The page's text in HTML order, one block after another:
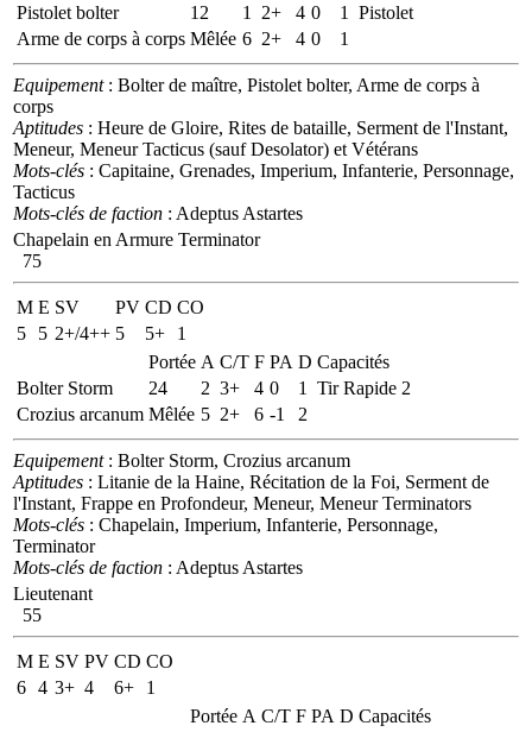
Pistolet bolter
12 1 2+ 4 0 1
Pistolet
Arme de corps à corps Mêlée 6 2+ 4 0 1
Equipement: Bolter de maître, Pistolet bolter, Arme de corps à
corps
Aptitudes : Heure de Gloire, Rites de bataille, Serment de l'Instant,
Meneur, Meneur Tacticus (sauf Desolator) et Vétérans
Mots-clés : Capitaine, Grenades, Imperium, Infanterie, Personnage,
Tacticus
Mots-clés de faction : Adeptus Astartes
Chapelain en Armure Terminator
75
M E SV PV CD CO
5
5 2+/4++ 5 5+
1
Portée A C/T F PA D Capacités
Bolter Storm
24 2 3+ 4 0 1
Tir Rapide 2
Crozius arcanum Mêlée 5 2+ 6 -1 2
Equipement: Bolter Storm, Crozius arcanum
Aptitudes : Litanie de la Haine, Récitation de la Foi, Serment de
l'Instant, Frappe en Profondeur, Meneur, Meneur Terminators
Mots-clés : Chapelain, Imperium, Infanterie, Personnage,
Terminator
Mots-clés de faction : Adeptus Astartes
Lieutenant
55
M E SV PV CD CO
6 4 3+ 4 6+
1
Portée A C/T F PA D Capacités